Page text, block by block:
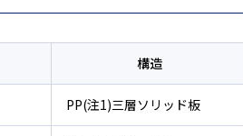
構造
PP(注1)三層ソリッド板